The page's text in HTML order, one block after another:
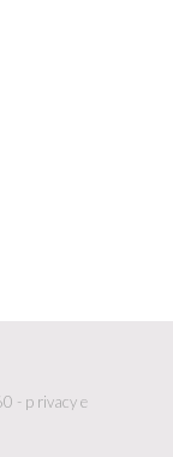
- p rivacy e